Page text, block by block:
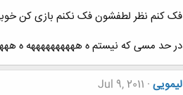
فک کنم نظر لطفشون فک نکنم بازی کن
در حد مسی که نیستم ه ههههههههههه ه
لیمویی Jul 9, 2011